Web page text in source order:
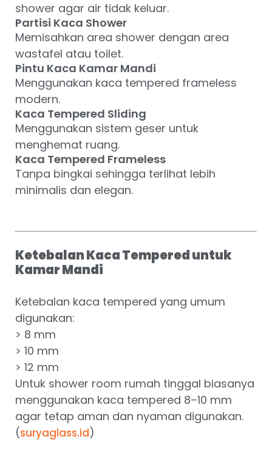
shower agar air tidak keluar.
Partisi Kaca Shower
Memisahkan area shower dengan area
wastafel atau toilet.
Pintu Kaca Kamar Mandi
Menggunakan kaca tempered frameless
modern.
Kaca Tempered Sliding
Menggunakan sistem geser untuk
menghemat ruang.
Kaca Tempered Frameless
Tanpa bingkai sehingga terlihat lebih
minimalis dan elegan.
Ketebalan Kaca Tempered untuk
Kamar Mandi
Ketebalan kaca tempered yang umum
digunakan:
> 8 mm
> 10 mm
> 12 mm
Untuk shower room rumah tinggal biasanya
menggunakan kaca tempered 8–10 mm
agar tetap aman dan nyaman digunakan.
(suryaglass.id)